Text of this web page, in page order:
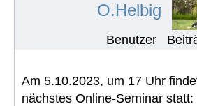
O.Helbig
Benutzer
Am 5.10.2023, um 17 Uhr
nächstes Online-Seminar statt: